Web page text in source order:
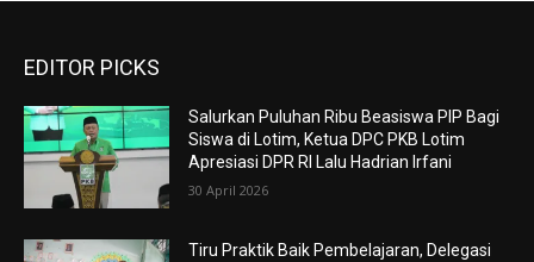
EDITOR PICKS
Salurkan Puluhan Ribu Beasiswa PIP Bagi
Siswa di Lotim, Ketua DPC PKB Lotim
Apresiasi DPR RI Lalu Hadrian Irfani
30 April 2026
Tiru Praktik Baik Pembelajaran, Delegasi